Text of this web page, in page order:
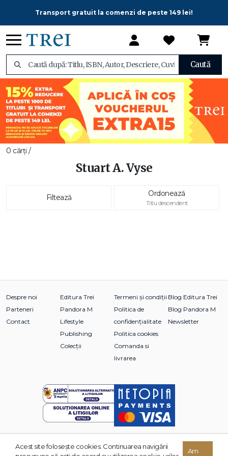
Transport gratuit la comenzi de peste 149 lei!
Caută
0 cărți /
Stuart A. Vyse
Filtează Ordonează
Titlu descendent
Despre noi
Parteneri
Contact
Editura Trei
Pandora M
Lifestyle
Publishing
Colecții
Termeni și condiții
Politica de
confidențialitate
Politica cookies
Comanda si
livrarea
Blog Editura Trei
Blog Pandora M
Newsletter
© 2026 Grupul Editorial TREI. Toate drepturile rezervate.
Acest site foloseşte cookies. Continuarea navigării
Am